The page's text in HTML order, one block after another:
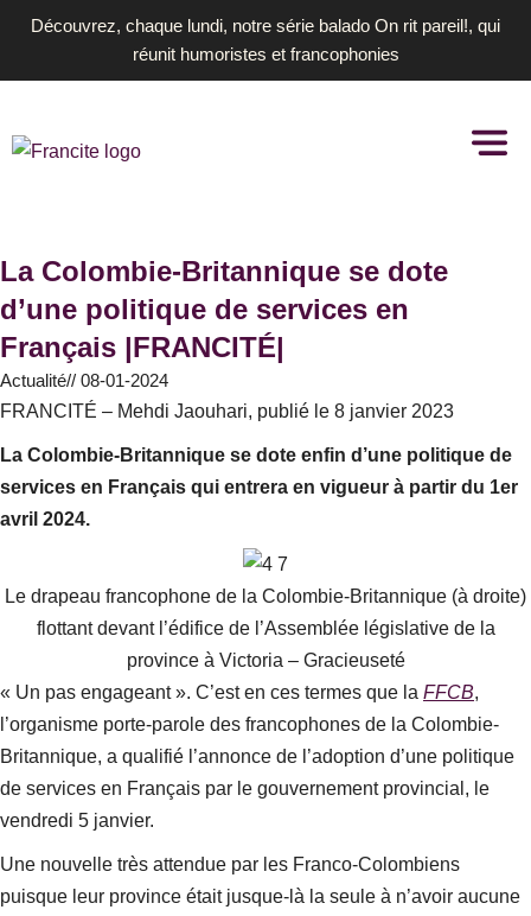
Aller
contenu
Découvrez, chaque lundi, notre série balado On rit pareil!, qui
réunit humoristes et francophonies
La Colombie-Britannique se dote
d’une politique de services en
Français |FRANCITÉ|
Actualité// 08-01-2024
FRANCITÉ – Mehdi Jaouhari, publié le 8 janvier 2023
La Colombie-Britannique se dote enfin d’une politique de
services en Français qui entrera en vigueur à partir du 1er
avril 2024.
Le drapeau francophone de la Colombie-Britannique (à droite)
flottant devant l’édifice de l’Assemblée législative de la
province à Victoria – Gracieuseté
« Un pas engageant ». C’est en ces termes que la FFCB,
l’organisme porte-parole des francophones de la Colombie-
Britannique, a qualifié l’annonce de l’adoption d’une politique
de services en Français par le gouvernement provincial, le
vendredi 5 janvier.
Une nouvelle très attendue par les Franco-Colombiens
puisque leur province était jusque-là la seule à n’avoir aucune